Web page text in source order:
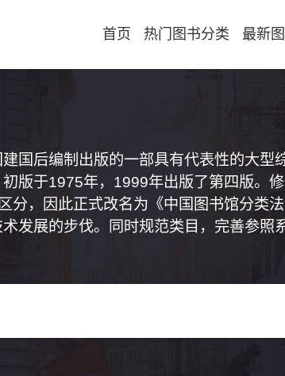
首页 热门图书分类 最新
国后编制出版的一部具有代表性的大型
版于1975年，1999年出版了第四版。
分，因此正式改名为《中国图书馆分类
发展的步伐。同时规范类目，完善参照